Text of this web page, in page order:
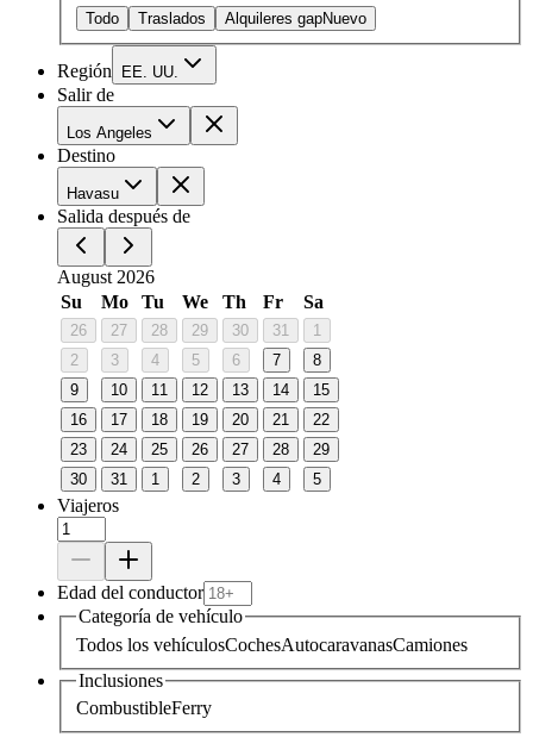
Todo Traslados Alquileres gapNuevo
Región EE. UU.
Salir de
Los Angeles
Destino
Havasu
Salida después de
August 2026
Su
Mo Tu We Th Fr Sa
26 27 28 29 30 31
1
2
3 4 5 6 7
8
9
10 11 12 13 14
15
16
17 18 19 20 21
22
23
24 25 26 27 28
29
30
31 1 2 3 4 5
Viajeros
Edad del conductor
Categoría de vehículo
Todos los vehículosCochesAutocaravanasCamiones
Inclusiones
CombustibleFerry